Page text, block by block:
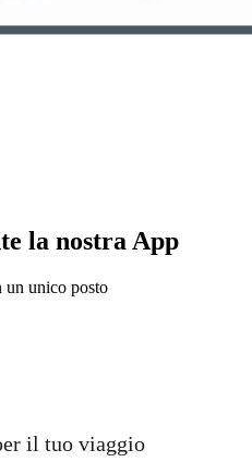
la nostra App
un unico posto
il tuo viaggio